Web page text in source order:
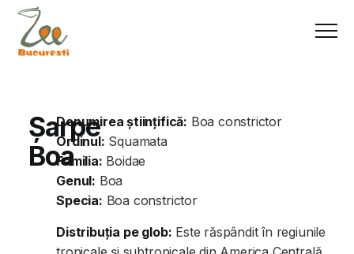
Șarpe
Boa
Denumirea științifică: Boa constrictor
Ordinul: Squamata
Familia: Boidae
Genul: Boa
Specia: Boa constrictor
Distribuția pe glob: Este răspândit în regiunile